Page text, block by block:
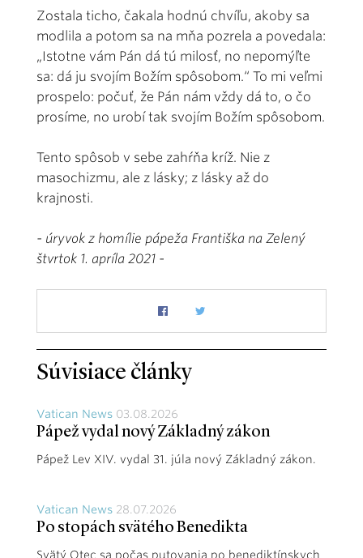
Zostala ticho, čakala hodnú chvíľu, akoby sa
modlila a potom sa na mňa pozrela a povedala:
„Istotne vám Pán dá tú milosť, no nepomýľte
sa: dá ju svojím Božím spôsobom.“ To mi veľmi
prospelo: počuť, že Pán nám vždy dá to, o čo
prosíme, no urobí tak svojím Božím spôsobom.
Tento spôsob v sebe zahŕňa kríž. Nie z
masochizmu, ale z lásky; z lásky až do
krajnosti.
- úryvok z homílie pápeža Františka na Zelený
štvrtok 1. apríla 2021 -
Súvisiace články
Vatican News 03.08.2026
Pápež vydal nový Základný zákon
Pápež Lev XIV. vydal 31. júla nový Základný zákon.
Vatican News 28.07.2026
Po stopách svätého Benedikta
Svätý Otec sa počas putovania po benediktínskych